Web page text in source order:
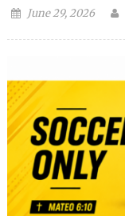
Posted on
June 29, 2026